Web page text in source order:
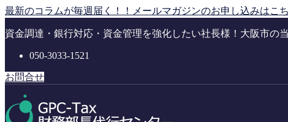
コ
テ
に
移
ナ
ゲ
ョ
ン
移
最新のコラムが毎週届く！！メールマガジンのお申し込みはこ
資金調達・銀行対応・資金管理を強化したい社長様！大阪市の
050-3033-1521
お問合せ